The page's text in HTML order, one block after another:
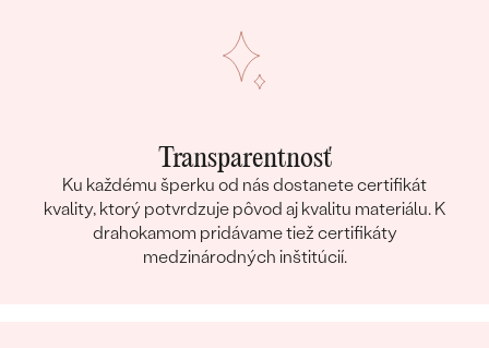
Transparentnosť
Ku každému šperku od nás dostanete certifikát
kvality, ktorý potvrdzuje pôvod aj kvalitu materiálu. K
drahokamom pridávame tiež certifikáty
medzinárodných inštitúcií.